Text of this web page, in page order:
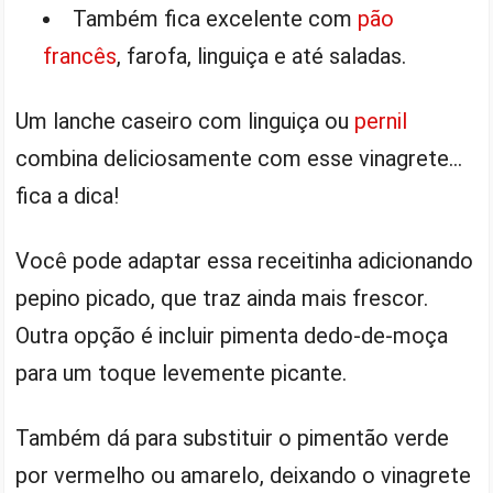
Também fica excelente com pão
francês, farofa, linguiça e até saladas.
Um lanche caseiro com linguiça ou pernil
combina deliciosamente com esse vinagrete…
fica a dica!
Você pode adaptar essa receitinha adicionando
pepino picado, que traz ainda mais frescor.
Outra opção é incluir pimenta dedo-de-moça
para um toque levemente picante.
Também dá para substituir o pimentão verde
por vermelho ou amarelo, deixando o vinagrete